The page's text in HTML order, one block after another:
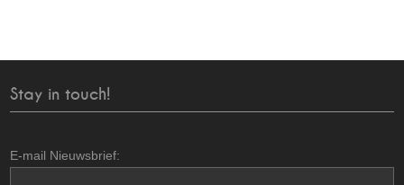
Stay in touch!
E-mail Nieuwsbrief: